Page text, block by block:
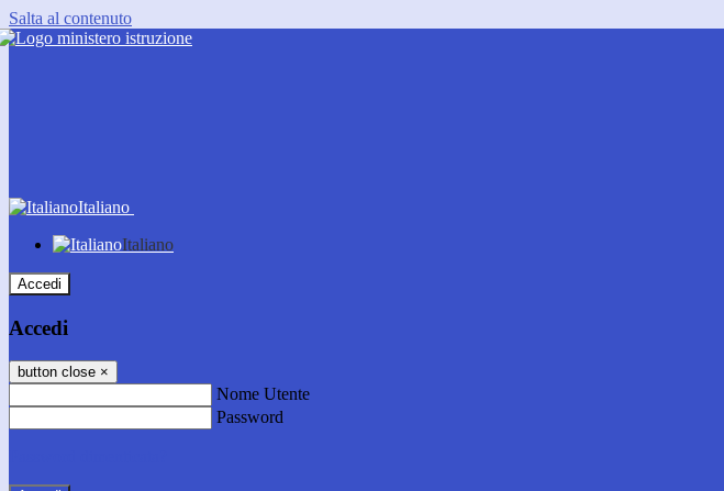
Salta al contenuto
Italiano
Italiano
Accedi
Accedi
button close ×
Nome Utente
Password